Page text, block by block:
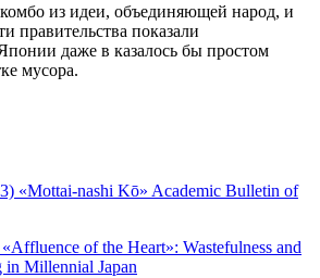
из идеи, объединяющей народ, и
правительства показали
даже в казалось бы простом
мусора.
«Mottai-nashi Kō» Academic Bulletin of
of the Heart»: Wastefulness and
in Millennial Japan